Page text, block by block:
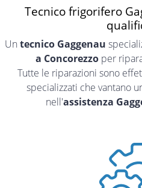
Tecnico frigorifero
Un tecnico Gaggenau
a Concorezzo per
Tutte le riparazioni sono
specializzati che vantano
nell'assistenza